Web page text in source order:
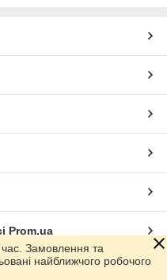
Prom.ua
Замовлення та
найближчого робочого